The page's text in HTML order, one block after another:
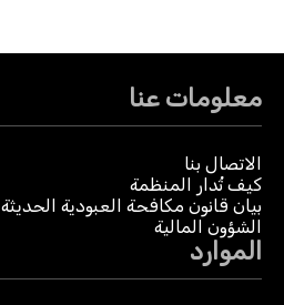
معلومات عنا
الاتصال بنا
كيف تُدار المنظمة
بيان قانون مكافحة العبودية الحديثة
الشؤون المالية
الموارد